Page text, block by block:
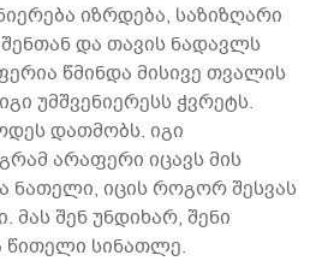
იზრდება, საზიზღარი
და თავის ნადავლს
წმინდა მისივე თვალის
უმშვენიერესს ჭვრეტს.
დათმობს. იგი
არაფერი იცავს მის
ნათელი, იცის როგორ შესვას
შენ უნდიხარ, შენი
წითელი სინათლე.